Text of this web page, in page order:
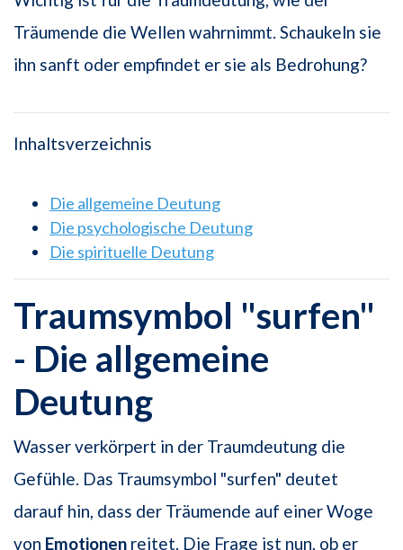
Träumende die Wellen wahrnimmt. Schaukeln sie
ihn sanft oder empfindet er sie als Bedrohung?
Inhaltsverzeichnis
Die allgemeine Deutung
Die psychologische Deutung
Die spirituelle Deutung
Traumsymbol "surfen"
- Die allgemeine
Deutung
Wasser verkörpert in der Traumdeutung die
Gefühle. Das Traumsymbol "surfen" deutet
darauf hin, dass der Träumende auf einer Woge
von Emotionen reitet. Die Frage ist nun, ob er